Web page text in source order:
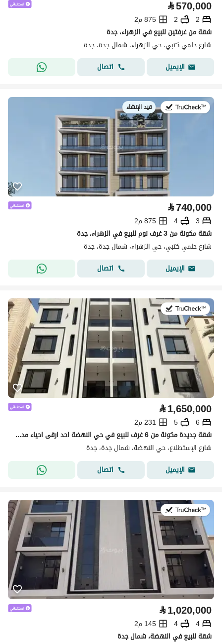
⃁570,000
2
2
875 م2
شقة من غرفتين للبيع في الزهراء، جدة
شارع حلمي كتبي، حي الزهراء، شمال جدة، جدة
الإيميل
اتصال
في:قيد الإنشاء
⃁740,000
3
4
875 م2
شقة مكونة من 3 غرف نوم للبيع في الزهراء، جدة
شارع حلمي كتبي، حي الزهراء، شمال جدة، جدة
الإيميل
اتصال
في:13 يوليو 2026
⃁1,650,000
6
5
231 م2
شقة جديدة مكونة من 6 غرف للبيع في حي النهضة احد ارقى احياء مدينة جدة بتصميم مميز وتشطيب عالي الجودة
شارع الإستطلاع، حي النهضة، شمال جدة، جدة
الإيميل
اتصال
في:13 يوليو 2026
⃁1,020,000
4
4
145 م2
شقة للبيع في النهضة، شمال جدة